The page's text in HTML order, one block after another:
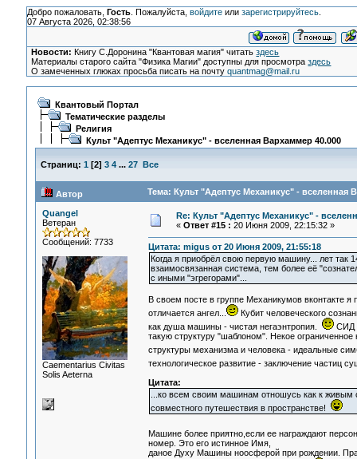
Добро пожаловать, Гость. Пожалуйста, войдитеили зарегистрируйтесь.
07 Августа 2026, 02:38:56
Новости: Книгу С.Доронина "Квантовая магия" читатьздесь
Материалы старого сайта "Физика Магии" доступны для просмотраздесь
О замеченных глюках просьба писать на почтуquantmag@mail.ru
Квантовый Портал
Тематические разделы
Религия
Культ "Адептус Механикус" - вселенная Вархаммер 40.000
Страниц: 1 [2] 3 4 ... 27 Все
Автор Тема: Культ "Адептус Механикус" - вселенная
Quangel
Ветеран
Сообщений: 7733
Сaementarius Civitas
Solis Aeterna
Re: Культ "Адептус Механикус" -
« Ответ #15 : 20 Июня 2009, 22:15:32 »
Цитата: migus от 20 Июня 2009, 21:55:18
Когда я приобрёл свою первую машину... лет так
взаимосвязанная система, тем более её
с иными "эгрегорами"...
В своем посте в группе Механикумов вконтакте
отличается ангел...
Кубит человеческого
как душа машины - чистая негаэнтропия.
СИД
такую структуру "шаблоном". Некое
структуры механизма и человека - идеальные
технологическое развитие - заключение частиц
Цитата:
...ко всем своим машинам отношусь как к живым
совместного путешествия в пространстве!
Машине более приятно,если ее награждают
номер. Это его истинное Имя,
даное Духу Машины ноосферой при рождении.